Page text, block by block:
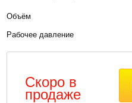
Объём
Рабочее давление
Скоро в
продаже